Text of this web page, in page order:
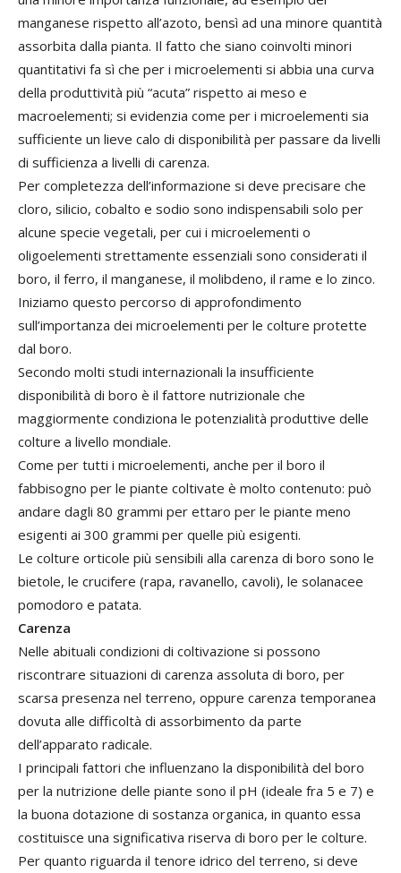
manganese rispetto all’azoto, bensì ad una minore quantità
assorbita dalla pianta. Il fatto che siano coinvolti minori
quantitativi fa sì che per i microelementi si abbia una curva
della produttività più “acuta” rispetto ai meso e
macroelementi; si evidenzia come per i microelementi sia
sufficiente un lieve calo di disponibilità per passare da livelli
di sufficienza a livelli di carenza.
Per completezza dell’informazione si deve precisare che
cloro, silicio, cobalto e sodio sono indispensabili solo per
alcune specie vegetali, per cui i microelementi o
oligoelementi strettamente essenziali sono considerati il
boro, il ferro, il manganese, il molibdeno, il rame e lo zinco.
Iniziamo questo percorso di approfondimento
sull’importanza dei microelementi per le colture protette
dal boro.
Secondo molti studi internazionali la insufficiente
disponibilità di boro è il fattore nutrizionale che
maggiormente condiziona le potenzialità produttive delle
colture a livello mondiale.
Come per tutti i microelementi, anche per il boro il
fabbisogno per le piante coltivate è molto contenuto: può
andare dagli 80 grammi per ettaro per le piante meno
esigenti ai 300 grammi per quelle più esigenti.
Le colture orticole più sensibili alla carenza di boro sono le
bietole, le crucifere (rapa, ravanello, cavoli), le solanacee
pomodoro e patata.
Carenza
Nelle abituali condizioni di coltivazione si possono
riscontrare situazioni di carenza assoluta di boro, per
scarsa presenza nel terreno, oppure carenza temporanea
dovuta alle difficoltà di assorbimento da parte
dell’apparato radicale.
I principali fattori che influenzano la disponibilità del boro
per la nutrizione delle piante sono il pH (ideale fra 5 e 7) e
la buona dotazione di sostanza organica, in quanto essa
costituisce una significativa riserva di boro per le colture.
Per quanto riguarda il tenore idrico del terreno, si deve